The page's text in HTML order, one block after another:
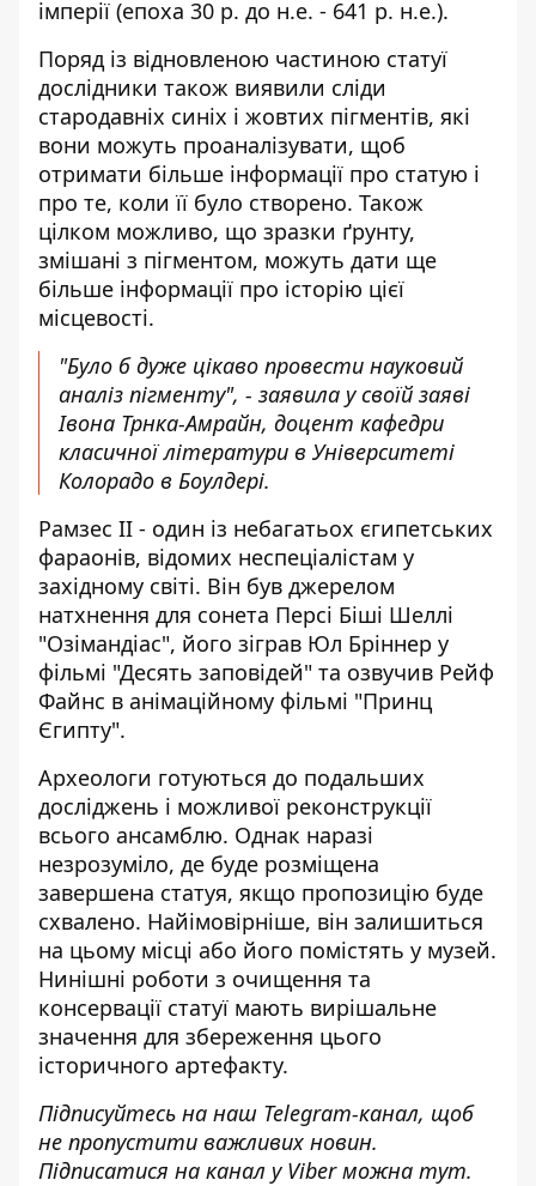
імперії (епоха 30 р. до н.е. - 641 р. н.е.).
Поряд із відновленою частиною статуї
дослідники також виявили сліди
стародавніх синіх і жовтих пігментів, які
вони можуть проаналізувати, щоб
отримати більше інформації про статую і
про те, коли її було створено. Також
цілком можливо, що зразки ґрунту,
змішані з пігментом, можуть дати ще
більше інформації про історію цієї
місцевості.
"Було б дуже цікаво провести науковий
аналіз пігменту", - заявила у своїй заяві
Івона Трнка-Амрайн, доцент кафедри
класичної літератури в Університеті
Колорадо в Боулдері.
Рамзес II - один із небагатьох єгипетських
фараонів, відомих неспеціалістам у
західному світі. Він був джерелом
натхнення для сонета Персі Біші Шеллі
"Озімандіас", його зіграв Юл Бріннер у
фільмі "Десять заповідей" та озвучив Рейф
Файнс в анімаційному фільмі "Принц
Єгипту".
Археологи готуються до подальших
досліджень і можливої реконструкції
всього ансамблю. Однак наразі
незрозуміло, де буде розміщена
завершена статуя, якщо пропозицію буде
схвалено. Найімовірніше, він залишиться
на цьому місці або його помістять у музей.
Нинішні роботи з очищення та
консервації статуї мають вирішальне
значення для збереження цього
історичного артефакту.
Підписуйтесь на наш Telegram-канал, щоб
не пропустити важливих новин.
Підписатися на канал у Viber можна тут.